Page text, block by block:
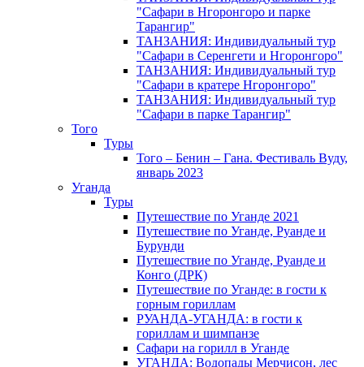
"Сафари в Нгоронгоро и парке
Тарангир"
ТАНЗАНИЯ: Индивидуальный тур
"Сафари в Серенгети и Нгоронгоро"
ТАНЗАНИЯ: Индивидуальный тур
"Сафари в кратере Нгоронгоро"
ТАНЗАНИЯ: Индивидуальный тур
"Сафари в парке Тарангир"
Того
Туры
Того – Бенин – Гана. Фестиваль Вуду,
январь 2023
Уганда
Туры
Путешествие по Уганде 2021
Путешествие по Уганде, Руанде и
Бурунди
Путешествие по Уганде, Руанде и
Конго (ДРК)
Путешествие по Уганде: в гости к
горным гориллам
РУАНДА-УГАНДА: в гости к
гориллам и шимпанзе
Сафари на горилл в Уганде
УГАНДА: Водопады Мерчисон, лес